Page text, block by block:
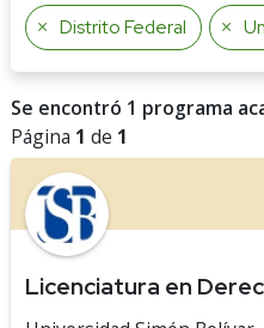
Distrito Federal
Se encontró 1 programa
Página 1 de 1
Licenciatura en